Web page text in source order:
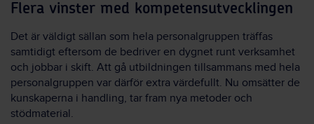
Flera vinster med kompetensutvecklingen
Det är väldigt sällan som hela personalgruppen träffas
samtidigt eftersom de bedriver en dygnet runt verksamhet
och jobbar i skift. Att gå utbildningen tillsammans med hela
personalgruppen var därför extra värdefullt. Nu omsätter de
kunskaperna i handling, tar fram nya metoder och
stödmaterial.